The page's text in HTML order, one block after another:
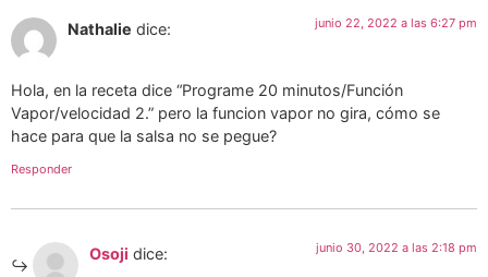
Nathalie dice: junio 22, 2022 a las 6:27 pm
Hola, en la receta dice “Programe 20 minutos/Función
Vapor/velocidad 2.” pero la funcion vapor no gira, cómo se
hace para que la salsa no se pegue?
Responder
Osoji dice: junio 30, 2022 a las 2:18 pm